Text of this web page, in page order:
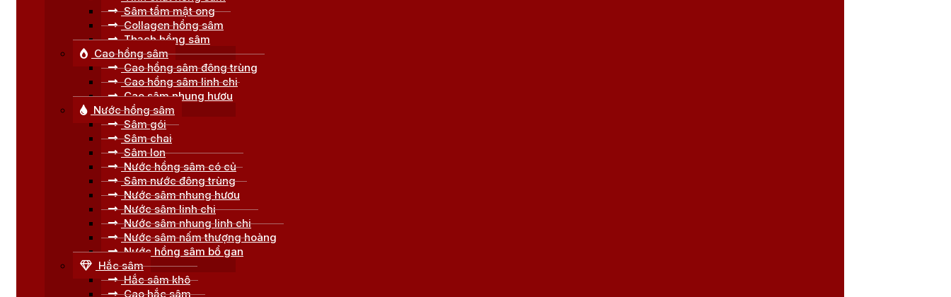
Sâm tẩm mật ong
Collagen hồng sâm
Thạch hồng sâm
Cao hồng sâm
Cao hồng sâm đông trùng
Cao hồng sâm linh chi
Cao sâm nhung hươu
Nước hồng sâm
Sâm gói
Sâm chai
Sâm lon
Nước hồng sâm có củ
Sâm nước đông trùng
Nước sâm nhung hươu
Nước sâm linh chi
Nước sâm nhung linh chi
Nước sâm nấm thượng hoàng
Nước hồng sâm bổ gan
Hắc sâm
Hắc sâm khô
Cao hắc sâm